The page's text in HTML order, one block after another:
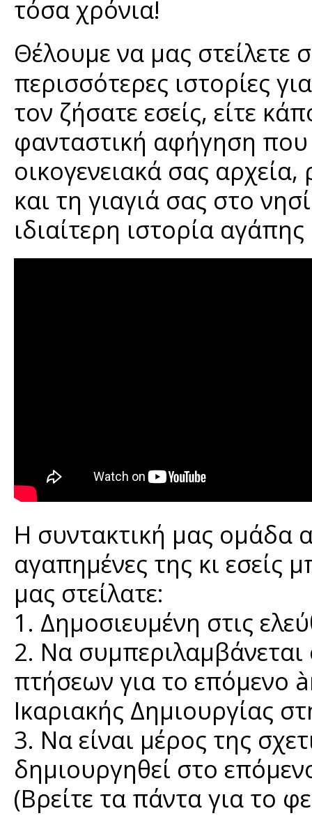
τόσα χρόνια!
Θέλουμε να μας στείλετε
περισσότερες ιστορίες
τον ζήσατε εσείς, είτε
φανταστική αφήγηση που
οικογενειακά σας
και τη γιαγιά σας στο
ιδιαίτερη ιστορία
Η συντακτική μας ομάδα
αγαπημένες της κι εσείς
μας στείλατε:
1. Δημοσιευμένη στις
2. Να
πτήσεων για το επόμενο
Ικαριακής Δημιουργίας
3. Να είναι μέρος της
δημιουργηθεί στο
(Βρείτε τα πάντα για το